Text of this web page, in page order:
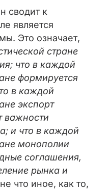
сводит к
является
Это означает,
стране
что в каждой
формируется
в каждой
экспорт
важности
и что в каждой
монополии
соглашения,
рынка и
что иное, как то,